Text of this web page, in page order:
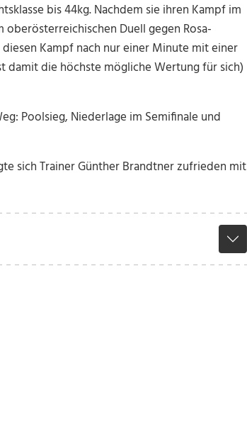
bis 44kg. Nachdem sie ihren Kampf im
Duell gegen Rosa-
Kampf nach nur einer Minute mit einer
die höchste mögliche Wertung für sich)
Poolsieg, Niederlage im Semifinale und
sich Trainer Günther Brandtner zufrieden mit